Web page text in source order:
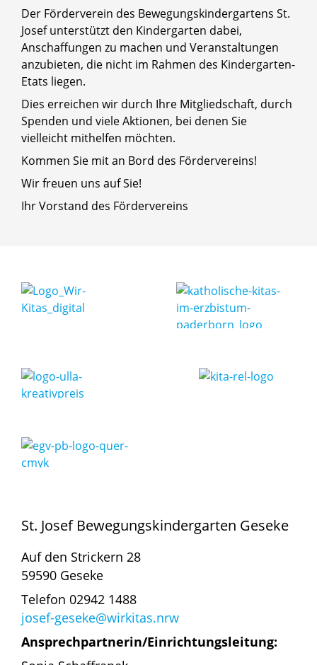
Der Förderverein des Bewegungskindergartens St.
Josef unterstützt den Kindergarten dabei,
Anschaffungen zu machen und Veranstaltungen
anzubieten, die nicht im Rahmen des Kindergarten-
Etats liegen.
Dies erreichen wir durch Ihre Mitgliedschaft, durch
Spenden und viele Aktionen, bei denen Sie
vielleicht mithelfen möchten.
Kommen Sie mit an Bord des Fördervereins!
Wir freuen uns auf Sie!
Ihr Vorstand des Fördervereins
St. Josef Bewegungskindergarten Geseke
Auf den Strickern 28
59590 Geseke
Telefon 02942 1488
josef-geseke@wirkitas.nrw
Ansprechpartnerin/Einrichtungsleitung: